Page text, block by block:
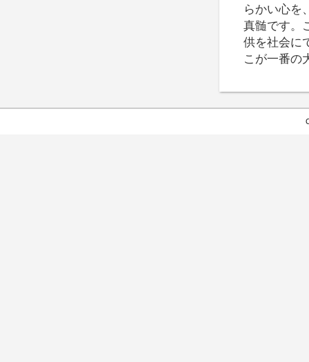
らかい心を
真髄です。
供を社会に
こが一番の